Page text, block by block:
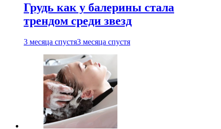
Грудь как у балерины стала
трендом среди звезд
3 месяца спустя3 месяца спустя